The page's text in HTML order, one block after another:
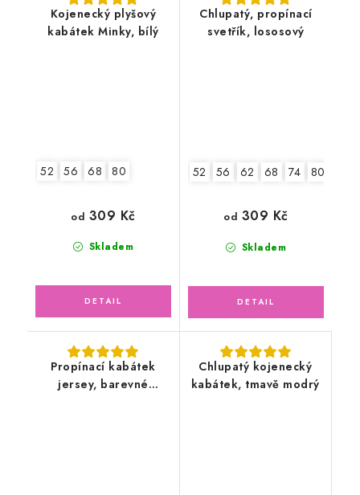
Kojenecký plyšový
kabátek Minky, bílý
52 56 68 80
Skladem
od 309 Kč
Chlupatý, propínací
svetřík, lososový
52 56 62 68 74 80
Skladem
od 309 Kč
Propínací kabátek
jersey, barevné
Chlupatý kojenecký
kabátek, tmavě modrý